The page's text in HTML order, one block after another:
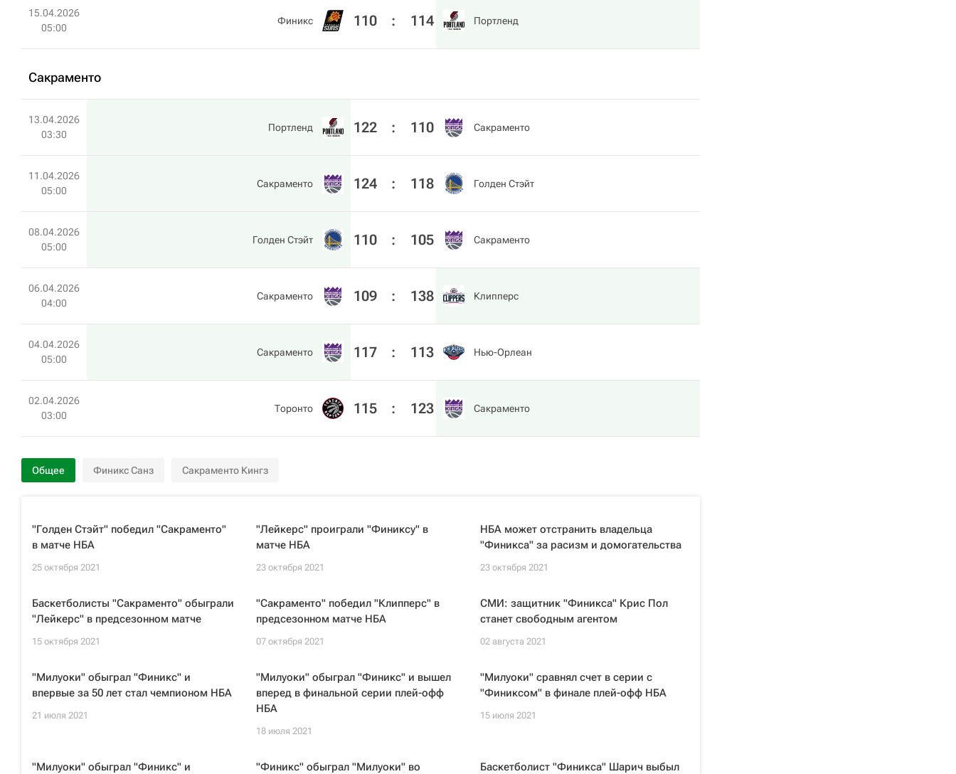
15.04.2026
05:00
Финикс 110 : 114 Портленд
Сакраменто
13.04.2026
03:30
Портленд 122 : 110 Сакраменто
11.04.2026
05:00
Сакраменто 124 : 118 Голден Стэйт
08.04.2026
05:00
Голден Стэйт 110 : 105 Сакраменто
06.04.2026
04:00
Сакраменто 109 : 138 Клипперс
04.04.2026
05:00
Сакраменто 117 : 113 Нью-Орлеан
02.04.2026
03:00
Торонто 115 : 123 Сакраменто
Общее Финикс Санз Сакраменто Кингз
"Голден Стэйт" победил "Сакраменто"
в матче НБА
25 октября 2021
"Лейкерс" проиграли "Финиксу" в
матче НБА
23 октября 2021
НБА может отстранить владельца
"Финикса" за расизм и домогательства
23 октября 2021
Баскетболисты "Сакраменто" обыграли
"Лейкерс" в предсезонном матче
15 октября 2021
"Сакраменто" победил "Клипперс" в
предсезонном матче НБА
07 октября 2021
СМИ: защитник "Финикса" Крис Пол
станет свободным агентом
02 августа 2021
"Милуоки" обыграл "Финикс" и
впервые за 50 лет стал чемпионом НБА
21 июля 2021
"Милуоки" обыграл "Финикс" и вышел
вперед в финальной серии плей-офф
НБА
18 июля 2021
"Милуоки" сравнял счет в серии с
"Финиксом" в финале плей-офф НБА
15 июля 2021
"Милуоки" обыграл "Финикс" и
"Финикс" обыграл "Милуоки" во
Баскетболист "Финикса" Шарич выбыл